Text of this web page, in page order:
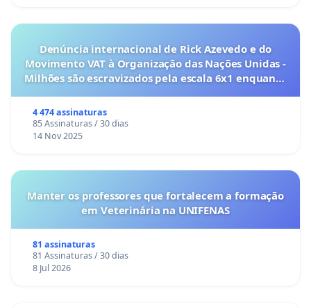
Denúncia internacional de Rick Azevedo e do
Movimento VAT à Organização das Nações Unidas -
Milhões são escravizados pela escala 6x1 enquanto
4 474 assinaturas
85 Assinaturas / 30 dias
14 Nov 2025
Manter os professores que fortalecem a formação
em Veterinária na UNIFENAS
81 assinaturas
81 Assinaturas / 30 dias
8 Jul 2026